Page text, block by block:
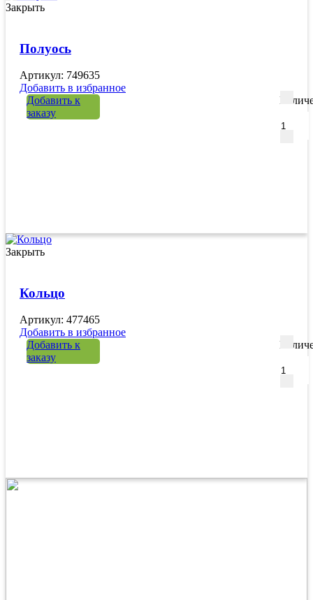
Закрыть
Полуось
Артикул: 749635
Добавить в избранное
Добавить к
заказу
Закрыть
Кольцо
Артикул: 477465
Добавить в избранное
Добавить к
заказу